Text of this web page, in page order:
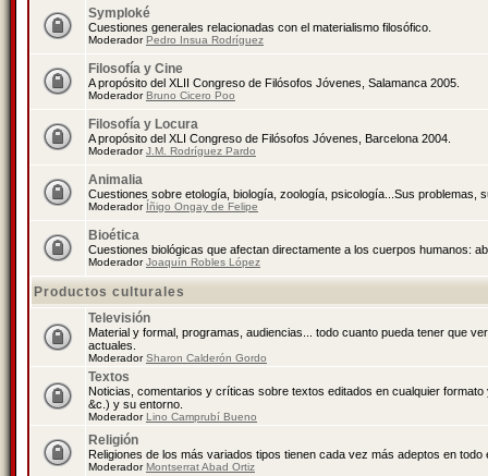
Symploké
Cuestiones generales relacionadas con el materialismo filosófico.
ModeradorPedro Insua Rodríguez
Filosofía y Cine
A propósito del XLII Congreso de Filósofos Jóvenes, Salamanca 2005.
ModeradorBruno Cicero Poo
Filosofía y Locura
A propósito del XLI Congreso de Filósofos Jóvenes, Barcelona 2004.
ModeradorJ.M. Rodríguez Pardo
Animalia
Cuestiones sobre etología, biología, zoología, psicología...Sus problemas,
Moderador Íñigo Ongay de Felipe
Bioética
Cuestiones biológicas que afectan directamente a los cuerpos humanos:
ModeradorJoaquín Robles López
Productos culturales
Televisión
Material y formal, programas, audiencias... todo cuanto pueda tener que
actuales.
ModeradorSharon Calderón Gordo
Textos
Noticias, comentarios y críticas sobre textos editados en cualquier
&c.) y su entorno.
ModeradorLino Camprubí Bueno
Religión
Religiones de los más variados tipos tienen cada vez más adeptos en todo
ModeradorMontserrat Abad Ortiz